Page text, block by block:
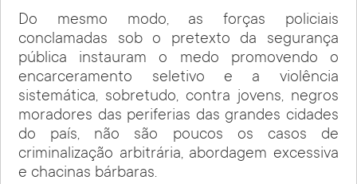
Do mesmo modo, as forças policiais
conclamadas sob o pretexto da segurança
pública instauram o medo promovendo o
encarceramento seletivo e a violência
sistemática, sobretudo, contra jovens, negros
moradores das periferias das grandes cidades
do país, não são poucos os casos de
criminalização arbitrária, abordagem excessiva
e chacinas bárbaras.